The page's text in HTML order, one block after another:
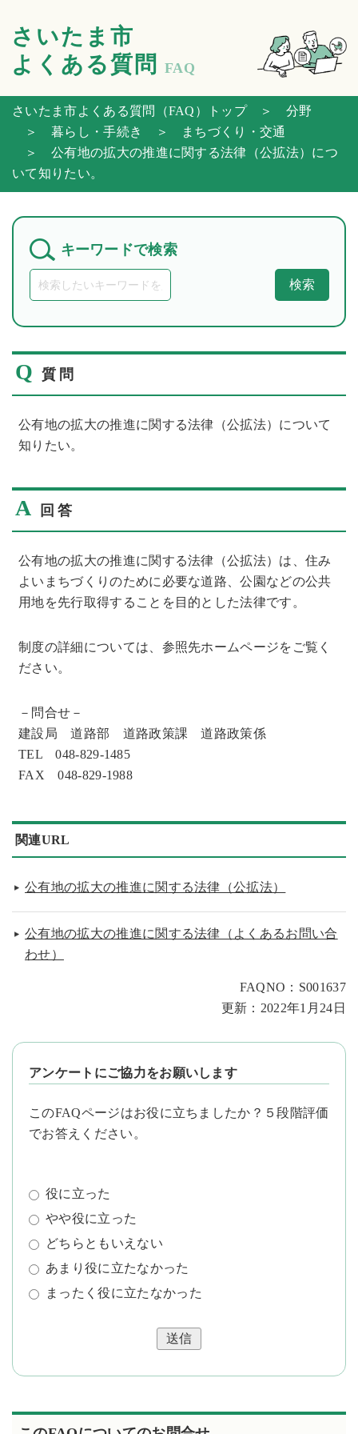
さいたま市
よくある質問
FAQ
さいたま市よくある質問（FAQ）トップ＞ 分野
＞ 暮らし・手続き
＞ まちづくり・交通
＞ 公有地の拡大の推進に関する法律（公拡法）につ
いて知りたい。
キーワードで検索
検索
Q 質問
公有地の拡大の推進に関する法律（公拡法）について
知りたい。
A 回答
公有地の拡大の推進に関する法律（公拡法）は、住み
よいまちづくりのために必要な道路、公園などの公共
用地を先行取得することを目的とした法律です。
制度の詳細については、参照先ホームページをご覧く
ださい。
－問合せ－
建設局 道路部 道路政策課 道路政策係
TEL 048-829-1485
FAX 048-829-1988
関連URL
公有地の拡大の推進に関する法律（公拡法）
公有地の拡大の推進に関する法律（よくあるお問い合
わせ）
FAQNO：S001637
更新：2022年1月24日
アンケートにご協力をお願いします
このFAQページはお役に立ちましたか？５段階評価
でお答えください。
役に立った
やや役に立った
どちらともいえない
あまり役に立たなかった
まったく役に立たなかった
送信